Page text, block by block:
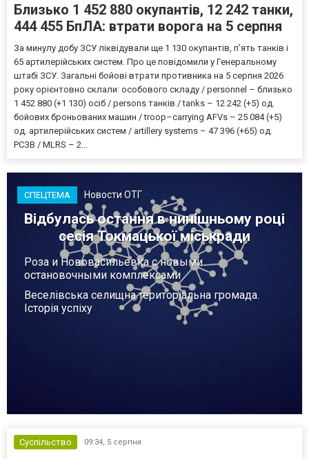
Близько 1 452 880 окупантів, 12 242 танки,
444 455 БпЛА: втрати ворога на 5 серпня
За минулу добу ЗСУ ліквідували ще 1 130 окупантів, пʼять танків і
65 артилерійських систем. Про це повідомили у Генеральному
штабі ЗСУ. Загальні бойові втрати противника на 5 серпня 2026
року орієнтовно склали: особового складу / personnel – близько
1 452 880 (+1 130) осіб / persons танків / tanks – 12 242 (+5) од.
бойових броньованих машин / troop–carrying AFVs – 25 084 (+5)
од. артилерійських систем / artillery systems – 47 396 (+65) од.
РСЗВ / MLRS – 2...
СПЕЦТЕМА Новости ОТГ
Відбулась остання в нинішньому році
сесія Токмацької міськради
Роза и Нововасильевка с новыми
остановочными комплексами
Веселівська селищна територіальна громада.
Історія успіху
Суспільство 09:34, 5 серпня